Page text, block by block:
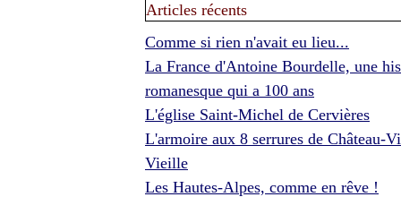
Articles récents
Comme si rien n'avait eu lieu...
La France d'Antoine Bourdelle, une
romanesque qui a 100 ans
L'église Saint-Michel de Cervières
L'armoire aux 8 serrures de Château-
Vieille
Les Hautes-Alpes, comme en rêve !